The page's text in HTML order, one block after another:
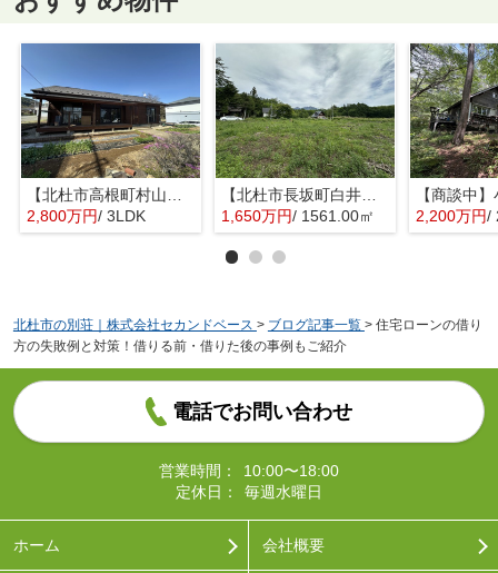
2,800万円/ 3LDK
【北杜市長坂町白井沢】八ヶ岳等の山並みが望める土地
1,650万円/ 1561.00㎡ 2,200万円/
北杜市の別荘｜株式会社セカンドベース > ブログ記事一覧 > 住宅ローンの借り
方の失敗例と対策！借りる前・借りた後の事例もご紹介
電話でお問い合わせ
営業時間：
10:00〜18:00
定休日：
毎週水曜日
ホーム 会社概要